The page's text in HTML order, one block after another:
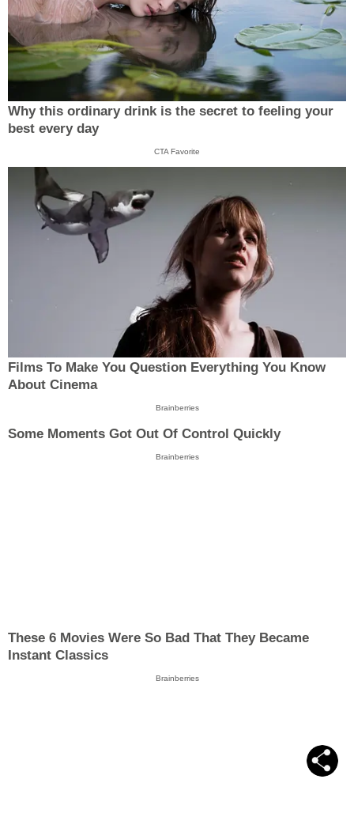
Why this ordinary drink is the secret to feeling your
best every day
CTA Favorite
Films To Make You Question Everything You Know
About Cinema
Brainberries
Some Moments Got Out Of Control Quickly
Brainberries
These 6 Movies Were So Bad That They Became
Instant Classics
Brainberries